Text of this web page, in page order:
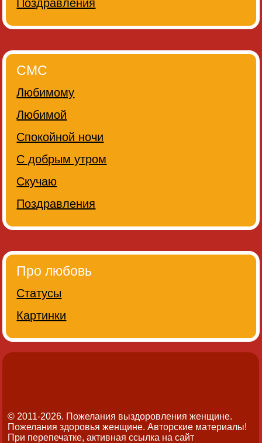
Поздравления
СМС
Любимому
Любимой
Спокойной ночи
С добрым утром
Скучаю
Поздравления
Про любовь
Статусы
Картинки
© 2011-2026. Пожелания выздоровления женщине.
Пожелания здоровья женщине.Авторские материалы!
При перепечатке, активная ссылка на сайт